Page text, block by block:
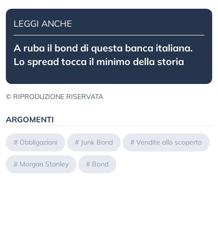
LEGGI ANCHE
A ruba il bond di questa banca italiana.
Lo spread tocca il minimo della storia
© RIPRODUZIONE RISERVATA
ARGOMENTI
# Obbligazioni # Junk Bond # Vendite allo scoperto
# Morgan Stanley # Bond